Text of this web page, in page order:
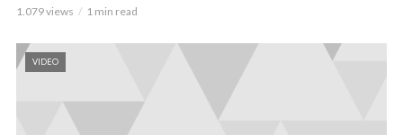
1.079 views 1 min read
VIDEO